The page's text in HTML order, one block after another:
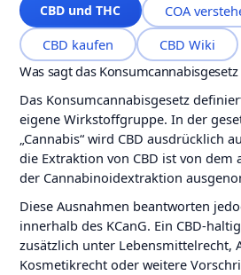
CBD und THC
COA
CBD kaufen
CBD Wiki
Was sagt das Konsumcannabisgesetz
Das Konsumcannabisgesetz
eigene Wirkstoffgruppe. In der
„Cannabis“ wird CBD ausdrücklich
die Extraktion von CBD ist von dem
der Cannabinoidextraktion
Diese Ausnahmen beantworten
innerhalb des KCanG. Ein CBD-
zusätzlich unter Lebensmittelrecht,
Kosmetikrecht oder weitere